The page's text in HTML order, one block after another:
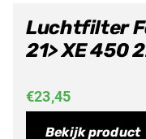
Luchtfilter
21> XE 450
€23,45
Bekijk product